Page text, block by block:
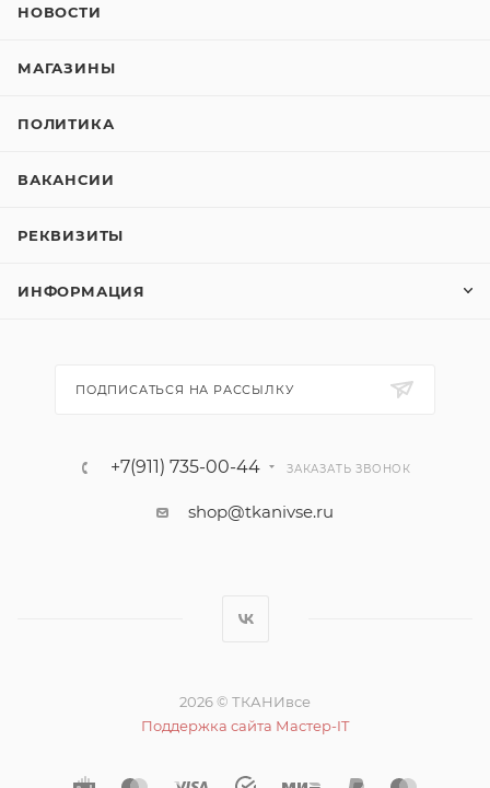
НОВОСТИ
МАГАЗИНЫ
ПОЛИТИКА
ВАКАНСИИ
РЕКВИЗИТЫ
ИНФОРМАЦИЯ
ПОДПИСАТЬСЯ НА РАССЫЛКУ
+7(911) 735-00-44 ЗАКАЗАТЬ ЗВОНОК
shop@tkanivse.ru
2026 © ТКАНИвсе
Поддержка сайта Мастер-IT